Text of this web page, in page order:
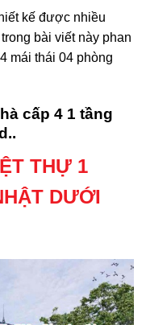
kế được nhiều
bài viết này phan
mái thái 04 phòng
cấp 4 1 tầng
THỰ 1
DƯỚI